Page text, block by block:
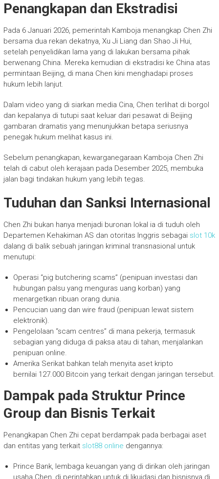
Penangkapan dan Ekstradisi
Pada 6 Januari 2026, pemerintah Kamboja menangkap Chen Zhi
bersama dua rekan dekatnya, Xu Ji Liang dan Shao Ji Hui,
setelah penyelidikan lama yang di lakukan bersama pihak
berwenang China. Mereka kemudian di ekstradisi ke China atas
permintaan Beijing, di mana Chen kini menghadapi proses
hukum lebih lanjut.
Dalam video yang di siarkan media Cina, Chen terlihat di borgol
dan kepalanya di tutupi saat keluar dari pesawat di Beijing
gambaran dramatis yang menunjukkan betapa seriusnya
penegak hukum melihat kasus ini.
Sebelum penangkapan, kewarganegaraan Kamboja Chen Zhi
telah di cabut oleh kerajaan pada Desember 2025, membuka
jalan bagi tindakan hukum yang lebih tegas.
Tuduhan dan Sanksi Internasional
Chen Zhi bukan hanya menjadi buronan lokal ia di tuduh oleh
Departemen Kehakiman AS dan otoritas Inggris sebagai slot 10k
dalang di balik sebuah jaringan kriminal transnasional untuk
menutupi:
Operasi “pig butchering scams” (penipuan investasi dan
hubungan palsu yang menguras uang korban) yang
menargetkan ribuan orang dunia.
Pencucian uang dan wire fraud (penipuan lewat sistem
elektronik).
Pengelolaan “scam centres” di mana pekerja, termasuk
sebagian yang diduga di paksa atau di tahan, menjalankan
penipuan online.
Amerika Serikat bahkan telah menyita aset kripto
bernilai 127.000 Bitcoin yang terkait dengan jaringan tersebut.
Dampak pada Struktur Prince
Group dan Bisnis Terkait
Penangkapan Chen Zhi cepat berdampak pada berbagai aset
dan entitas yang terkait slot88 online dengannya:
Prince Bank, lembaga keuangan yang di dirikan oleh jaringan